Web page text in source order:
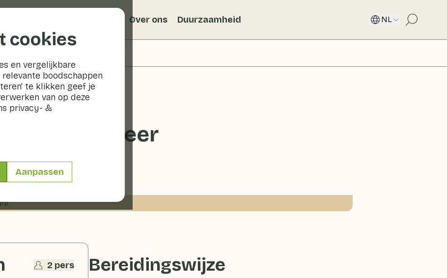
cookies
en vergelijkbare
boodschappen
te klikken geef je
van op deze
privacy- &
Aanpassen
Over ons Duurzaamheid NL
Migo® Peer
2 pers Bereidingswijze